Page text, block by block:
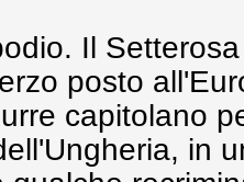
Il
posto
capitolano
in